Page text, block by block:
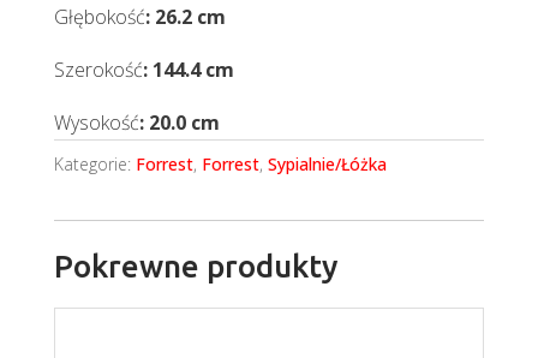
Głębokość: 26.2 cm
Szerokość: 144.4 cm
Wysokość: 20.0 cm
Kategorie: Forrest, Forrest, Sypialnie/Łóżka
Pokrewne produkty